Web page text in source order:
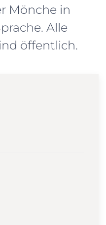
Mönche in
Alle
öffentlich.